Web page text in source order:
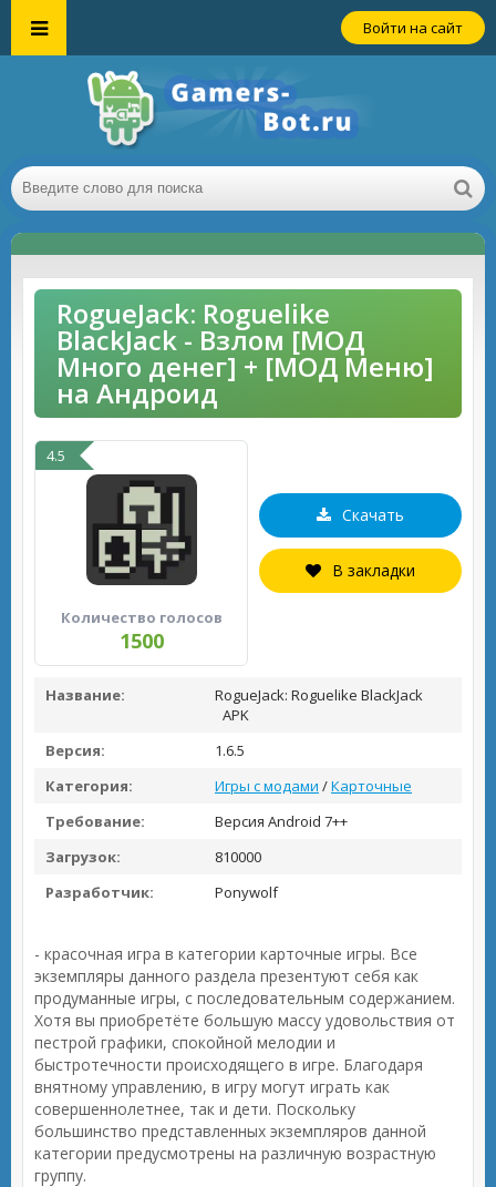
Войти на сайт
RogueJack: Roguelike
BlackJack - Взлом [МОД
Много денег] + [МОД Меню]
на Андроид
4.5
Количество голосов
1500
Скачать
В закладки
Название:
RogueJack: Roguelike BlackJack
APK
Версия:
1.6.5
Категория:
Игры с модами /Карточные
Требование:
Версия Android 7++
Загрузок:
810000
Разработчик:
Ponywolf
- красочная игра в категории карточные игры. Все
экземпляры данного раздела презентуют себя как
продуманные игры, с последовательным содержанием.
Хотя вы приобретёте большую массу удовольствия от
пестрой графики, спокойной мелодии и
быстротечности происходящего в игре. Благодаря
внятному управлению, в игру могут играть как
совершеннолетнее, так и дети. Поскольку
большинство представленных экземпляров данной
категории предусмотрены на различную возрастную
группу.